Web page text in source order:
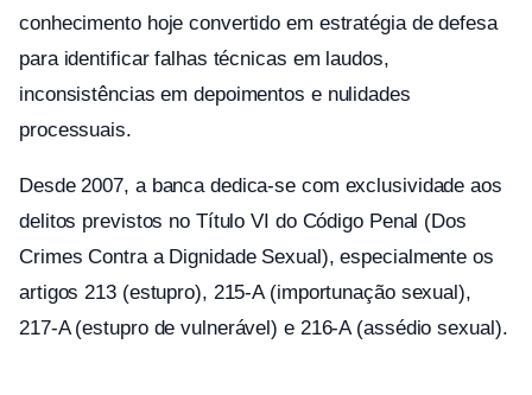
conhecimento hoje convertido em estratégia de defesa
para identificar falhas técnicas em laudos,
inconsistências em depoimentos e nulidades
processuais.
Desde 2007, a banca dedica-se com exclusividade aos
delitos previstos no Título VI do Código Penal (Dos
Crimes Contra a Dignidade Sexual), especialmente os
artigos 213 (estupro), 215-A (importunação sexual),
217-A (estupro de vulnerável) e 216-A (assédio sexual).